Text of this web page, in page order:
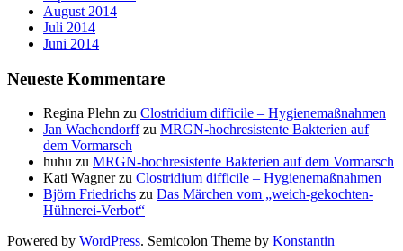
August 2014
Juli 2014
Juni 2014
Neueste Kommentare
Regina Plehn zu Clostridium difficile – Hygienemaßnahmen
Jan Wachendorffzu MRGN-hochresistente Bakterien auf
dem Vormarsch
huhu zu MRGN-hochresistente Bakterien auf dem Vormarsch
Kati Wagnerzu Clostridium difficile – Hygienemaßnahmen
Björn Friedrichs zu Das Märchen vom „weich-gekochten-
Hühnerei-Verbot“
Powered by WordPress. Semicolon Theme by Konstantin